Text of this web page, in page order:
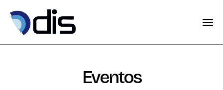
Eventos
Home